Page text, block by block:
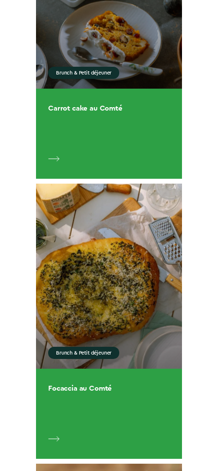
Brunch & Petit déjeuner
Carrot cake au Comté
Brunch & Petit déjeuner
Focaccia au Comté